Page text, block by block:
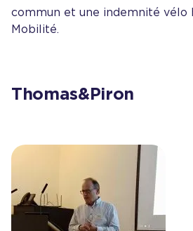
commun et une indemnité vélo
Mobilité.
Thomas&Piron